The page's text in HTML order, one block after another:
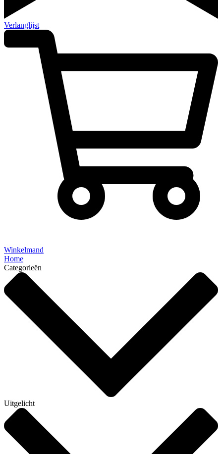
Verlanglijst
Winkelmand
Home
Categorieën
Uitgelicht